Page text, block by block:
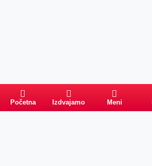
Početna Izdvajamo Meni